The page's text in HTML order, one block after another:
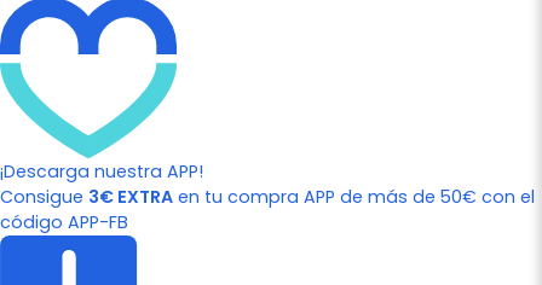
¡Descarga nuestra APP!
Consigue 3€ EXTRA en tu compra APP de más de 50€ con el
código APP-FB